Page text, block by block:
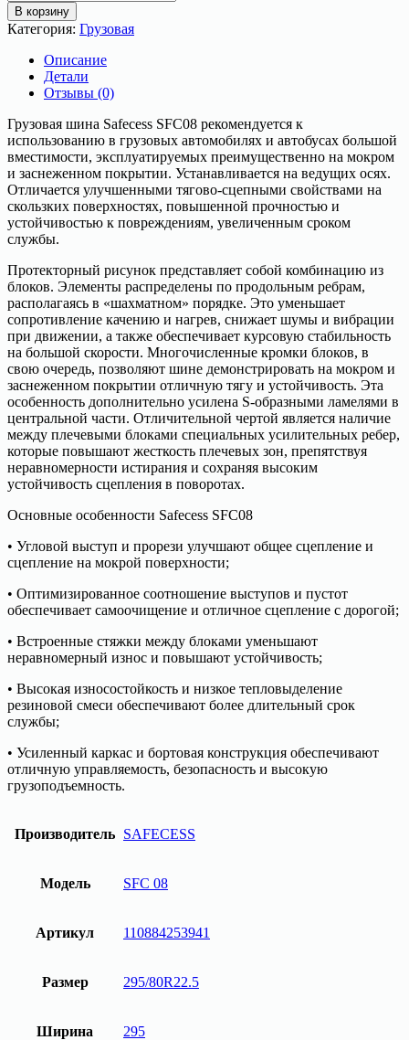
товара
Грузовая
шина
295/80R22.5
152/149L
SAFECESS
SFC08
В корзину
Категория: Грузовая
Описание
Детали
Отзывы (0)
Грузовая шина Safecess SFC08 рекомендуется к
использованию в грузовых автомобилях и автобусах большой
вместимости, эксплуатируемых преимущественно на мокром
и заснеженном покрытии. Устанавливается на ведущих осях.
Отличается улучшенными тягово-сцепными свойствами на
скользких поверхностях, повышенной прочностью и
устойчивостью к повреждениям, увеличенным сроком
службы.
Протекторный рисунок представляет собой комбинацию из
блоков. Элементы распределены по продольным ребрам,
располагаясь в «шахматном» порядке. Это уменьшает
сопротивление качению и нагрев, снижает шумы и вибрации
при движении, а также обеспечивает курсовую стабильность
на большой скорости. Многочисленные кромки блоков, в
свою очередь, позволяют шине демонстрировать на мокром и
заснеженном покрытии отличную тягу и устойчивость. Эта
особенность дополнительно усилена S-образными ламелями в
центральной части. Отличительной чертой является наличие
между плечевыми блоками специальных усилительных ребер,
которые повышают жесткость плечевых зон, препятствуя
неравномерности истирания и сохраняя высоким
устойчивость сцепления в поворотах.
Основные особенности Safecess SFC08
• Угловой выступ и прорези улучшают общее сцепление и
сцепление на мокрой поверхности;
• Оптимизированное соотношение выступов и пустот
обеспечивает самоочищение и отличное сцепление с дорогой;
• Встроенные стяжки между блоками уменьшают
неравномерный износ и повышают устойчивость;
• Высокая износостойкость и низкое тепловыделение
резиновой смеси обеспечивают более длительный срок
службы;
• Усиленный каркас и бортовая конструкция обеспечивают
отличную управляемость, безопасность и высокую
грузоподъемность.
Производитель SAFECESS
Модель SFC 08
Артикул 110884253941
Размер 295/80R22.5
Ширина 295